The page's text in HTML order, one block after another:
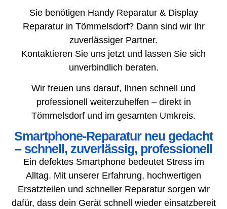
Sie benötigen Handy Reparatur & Display
Reparatur in Tömmelsdorf? Dann sind wir Ihr
zuverlässiger Partner.
Kontaktieren Sie uns jetzt und lassen Sie sich
unverbindlich beraten.
Wir freuen uns darauf, Ihnen schnell und
professionell weiterzuhelfen – direkt in
Tömmelsdorf und im gesamten Umkreis.
Smartphone-Reparatur neu gedacht
– schnell, zuverlässig, professionell
Ein defektes Smartphone bedeutet Stress im
Alltag. Mit unserer Erfahrung, hochwertigen
Ersatzteilen und schneller Reparatur sorgen wir
dafür, dass dein Gerät schnell wieder einsatzbereit